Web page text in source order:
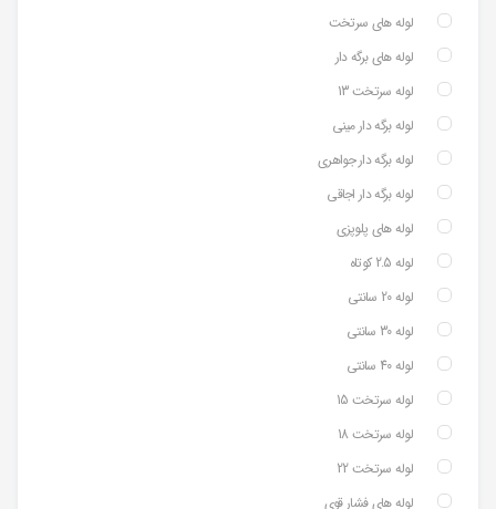
لوله های سرتخت
لوله های برگه دار
لوله سرتخت 13
لوله برگه دار مینی
لوله برگه دار جواهری
لوله برگه دار اجاقی
لوله های پلوپزی
لوله 2.5 کوتاه
لوله 20 سانتی
لوله 30 سانتی
لوله 40 سانتی
لوله سرتخت 15
لوله سرتخت 18
لوله سرتخت 22
لوله های فشار قوی